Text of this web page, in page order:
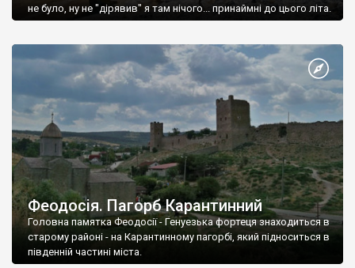
не було, ну не "дірявив" я там нічого... принаймні до цього літа.
Феодосія. Пагорб Карантинний
Головна памятка Феодосії - Генуезька фортеця знаходиться в
старому районі - на Карантинному пагорбі, який підноситься в
південній частині міста.